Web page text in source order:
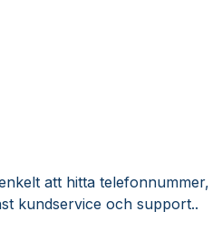
att hitta telefonnummer,
kundservice och support..